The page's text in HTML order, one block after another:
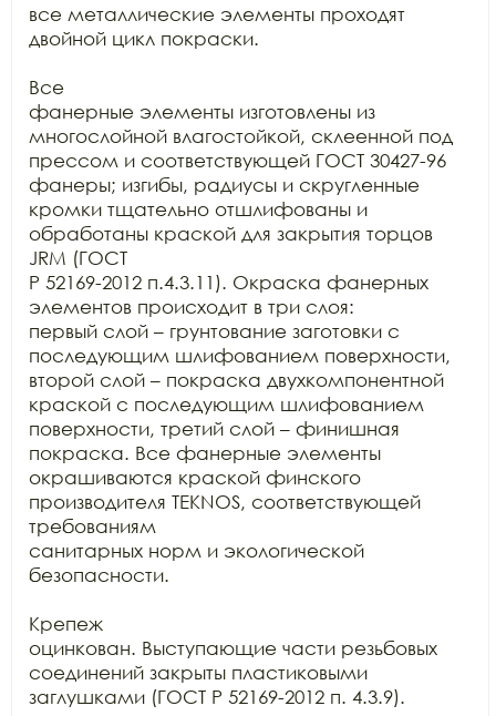
все металлические элементы проходят
двойной цикл покраски.
Все
фанерные элементы изготовлены из
многослойной влагостойкой, склеенной под
прессом и соответствующей ГОСТ 30427-96
фанеры; изгибы, радиусы и скругленные
кромки тщательно отшлифованы и
обработаны краской для закрытия торцов
JRM (ГОСТ
Р 52169-2012 п.4.3.11). Окраска фанерных
элементов происходит в три слоя:
первый слой – грунтование заготовки с
последующим шлифованием поверхности,
второй слой – покраска двухкомпонентной
краской с последующим шлифованием
поверхности, третий слой – финишная
покраска. Все фанерные элементы
окрашиваются краской финского
производителя TEKNOS, соответствующей
требованиям
санитарных норм и экологической
безопасности.
Крепеж
оцинкован. Выступающие части резьбовых
соединений закрыты пластиковыми
заглушками (ГОСТ Р 52169-2012 п. 4.3.9).